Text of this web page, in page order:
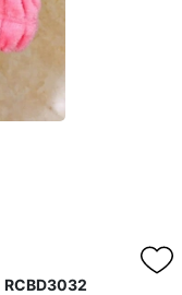
RCBD3032